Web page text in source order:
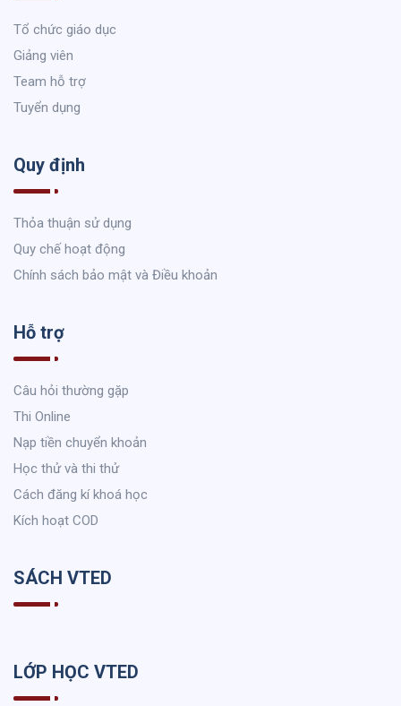
Tổ chức giáo dục
Giảng viên
Team hỗ trợ
Tuyển dụng
Quy định
Thỏa thuận sử dụng
Quy chế hoạt động
Chính sách bảo mật và Điều khoản
Hỗ trợ
Câu hỏi thường gặp
Thi Online
Nạp tiền chuyển khoản
Học thử và thi thử
Cách đăng kí khoá học
Kích hoạt COD
SÁCH VTED
LỚP HỌC VTED